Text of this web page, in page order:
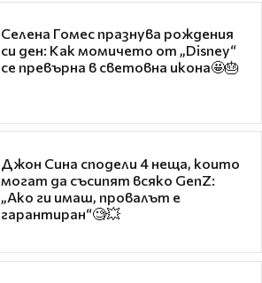
Селена Гомес празнува рождения
си ден: Как момичето от „Disney“
се превърна в световна икона🤩🎂
Джон Сина сподели 4 неща, които
могат да съсипят всяко GenZ:
„Ако ги имаш, провалът е
гарантиран“🧐💥